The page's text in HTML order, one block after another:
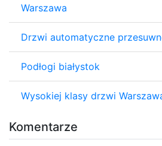
Warszawa
Drzwi automatyczne
Podłogi białystok
Wysokiej klasy drzwi
Komentarze